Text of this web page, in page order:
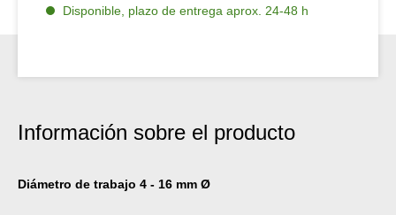
Disponible, plazo de entrega aprox. 24-48 h
Información sobre el producto
Diámetro de trabajo 4 - 16 mm Ø